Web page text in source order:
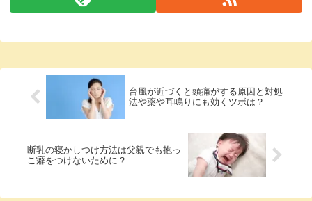
台風が近づくと頭痛がする原因と対処
法や薬や耳鳴りにも効くツボは？
断乳の寝かしつけ方法は父親でも抱っ
こ癖をつけないために？